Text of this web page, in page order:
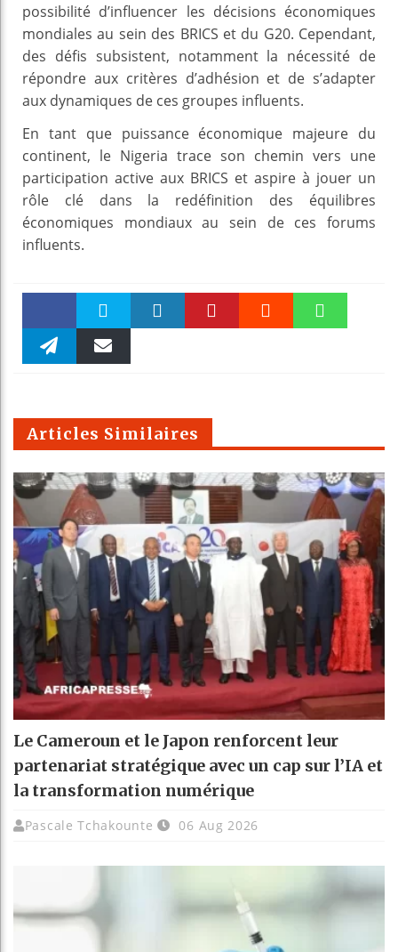
possibilité d’influencer les décisions économiques
mondiales au sein des BRICS et du G20. Cependant,
des défis subsistent, notamment la nécessité de
répondre aux critères d’adhésion et de s’adapter
aux dynamiques de ces groupes influents.
En tant que puissance économique majeure du
continent, le Nigeria trace son chemin vers une
participation active aux BRICS et aspire à jouer un
rôle clé dans la redéfinition des équilibres
économiques mondiaux au sein de ces forums
influents.
Faceboo Twitter
m
Articles Similaires
Le Cameroun et le Japon renforcent leur
partenariat stratégique avec un cap sur l’IA et
la transformation numérique
Pascale Tchakounte 06 Aug 2026